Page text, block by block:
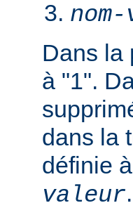
Dans la
à "1".
dans la
définie
valeur